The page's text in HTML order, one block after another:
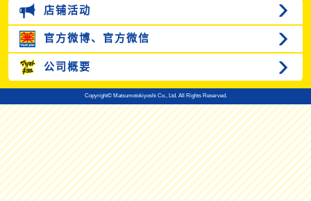
店铺活动
官方微博、 官方微信
公司概要
Copyright© Matsumotokiyoshi Co., Ltd. All Rights Reserved.